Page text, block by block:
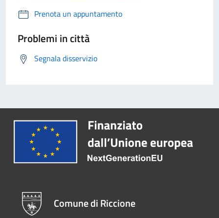
Prenota un appuntamento
Problemi in città
Segnala disservizio
Comune di Riccione